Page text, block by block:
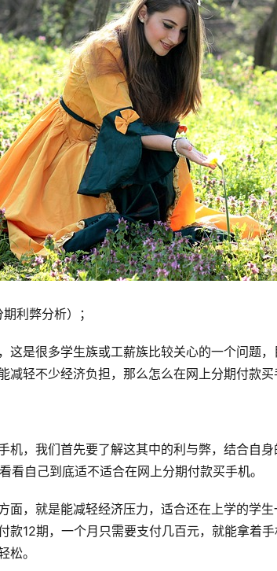
利弊分析）；
是很多学生族或工薪族比较关心的一个问题，
减轻不少经济负担，那么怎么在网上分期付款买
，我们首先要了解这其中的利与弊，结合自身
自己到底适不适合在网上分期付款买手机。
，就是能减轻经济压力，适合还在上学的学生
款12期，一个月只需要支付几百元，就能拿着
松。